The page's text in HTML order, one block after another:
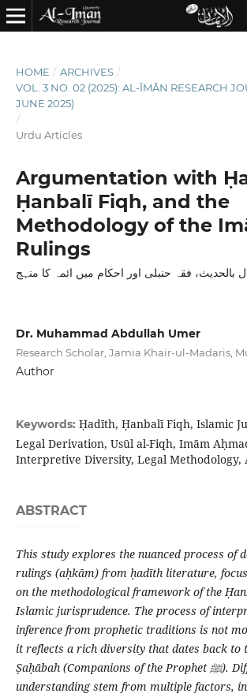
HOME / ARCHIVES /
VOL. 3 NO. 02 (2025): AL-ĪMĀN RESEARCH
JUNE 2025)
/
Urdu Articles
Argumentation with
Ḥanbalī Fiqh, and the
Methodology of the
Rulings
بالحدیث، فقہ حنبلی اور احکام میں ائمہ کا منہج
Dr. Muhammad Abdullah Umer
Research Scholar, Jamia Khair-ul-Madaris,
Author
Keywords: Ḥadīth, Ḥanbalī Fiqh, Islamic
Legal Derivation, Usūl al-Fiqh, Imām
Interpretive Diversity, Legal Methodology,
ABSTRACT
This study explores the nuanced process of
rulings (aḥkām) from ḥadīth literature,
on the methodological framework of the
Islamic jurisprudence. The process of
inference from prophetic traditions is not
it reflects a rich diversity that dates back to
Ṣaḥābah (Companions of the Prophet ﷺ).
understanding stem from multiple factors,